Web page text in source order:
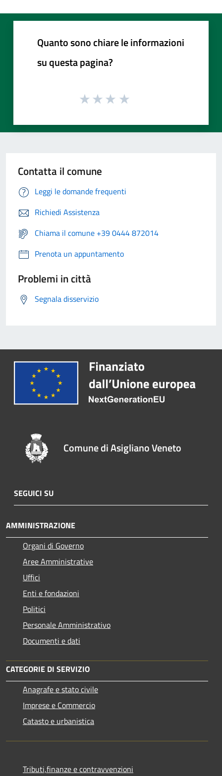
Quanto sono chiare le informazioni
su questa pagina?
Contatta il comune
Leggi le domande frequenti
Richiedi Assistenza
Chiama il comune +39 0444 872014
Prenota un appuntamento
Problemi in città
Segnala disservizio
Comune di Asigliano Veneto
SEGUICI SU
AMMINISTRAZIONE
Organi di Governo
Aree Amministrative
Uffici
Enti e fondazioni
Politici
Personale Amministrativo
Documenti e dati
CATEGORIE DI SERVIZIO
Anagrafe e stato civile
Imprese e Commercio
Catasto e urbanistica
Tributi,finanze e contravvenzioni